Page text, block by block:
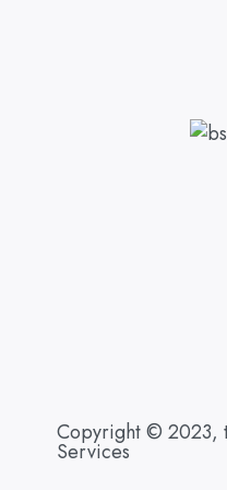
Copyright © 2023,
Services